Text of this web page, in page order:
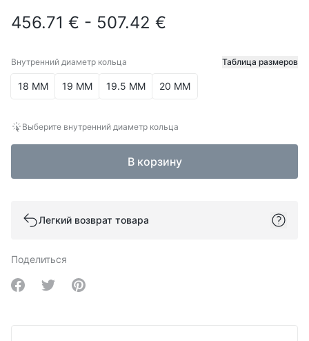
456.71 € - 507.42 €
Внутренний диаметр кольца Таблица размеров
Внутренний диаметр кольца
18 ММ 19 ММ 19.5 ММ 20 ММ
Выберите внутренний диаметр кольца
В корзину
Легкий возврат товара
Поделиться
Share on Facebook
Share on Twitter
Share on Pinterest